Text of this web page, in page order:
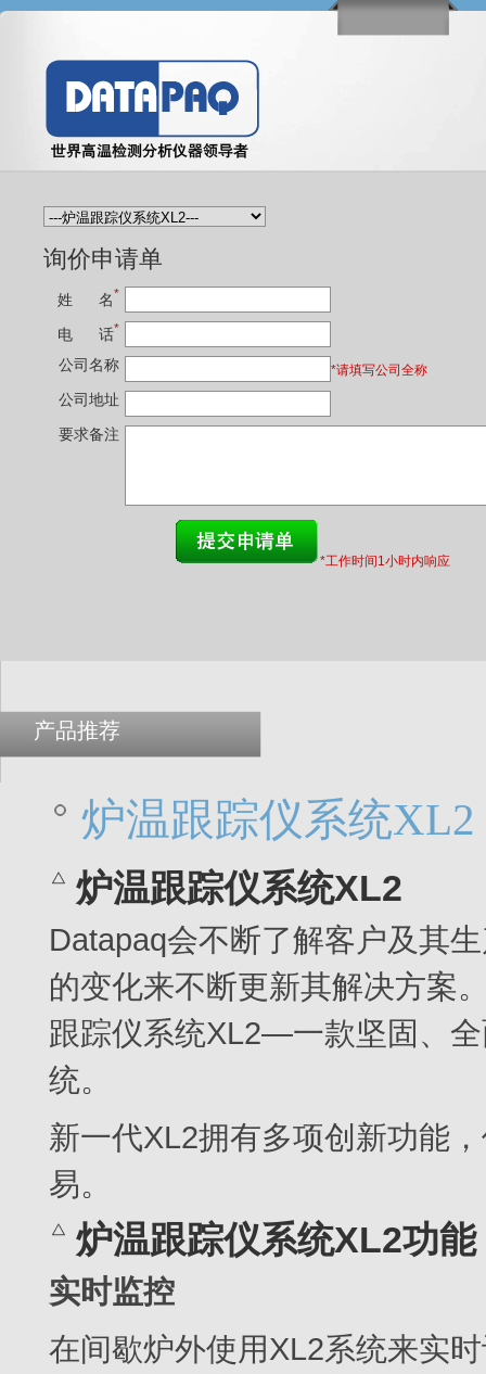
产品推荐
炉温跟踪仪系统XL2
炉温跟踪仪系统XL2
Datapaq会不断了解客户及其
的变化来不断更新其解决方案
跟踪仪系统XL2—一款坚固、
统。
新一代XL2拥有多项创新功能
易。
炉温跟踪仪系统XL2功能
实时监控
在间歇炉外使用XL2系统来实
询价申请单
姓 名*
电 话*
公司名称 *请填写公司全称
公司地址
要求备注
*工作时间1小时内响应